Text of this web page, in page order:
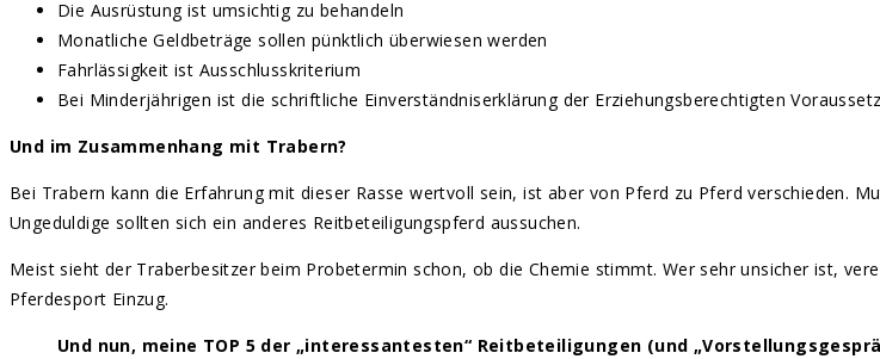
Die Ausrüstung ist umsichtig zu behandeln
Monatliche Geldbeträge sollen pünktlich überwiesen werden
Fahrlässigkeit ist Ausschlusskriterium
Bei Minderjährigen ist die schriftliche Einverständniserklärung der Erziehungsberechtigten
Und im Zusammenhang mit Trabern?
Bei Trabern kann die Erfahrung mit dieser Rasse wertvoll sein, ist aber von Pferd zu Pferd verschieden.
Ungeduldige sollten sich ein anderes Reitbeteiligungspferd aussuchen.
Meist sieht der Traberbesitzer beim Probetermin schon, ob die Chemie stimmt. Wer sehr unsicher ist,
Pferdesport Einzug.
Und nun, meine TOP 5 der „interessantesten“ Reitbeteiligungen (und